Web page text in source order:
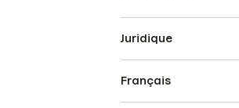
Juridique
Français